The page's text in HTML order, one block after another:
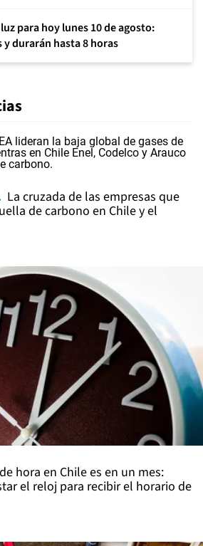
para hoy lunes 10 de agosto:
y durarán hasta 8 horas
La cruzada de las empresas que
de carbono en Chile y el
hora en Chile es en un mes:
el reloj para recibir el horario de